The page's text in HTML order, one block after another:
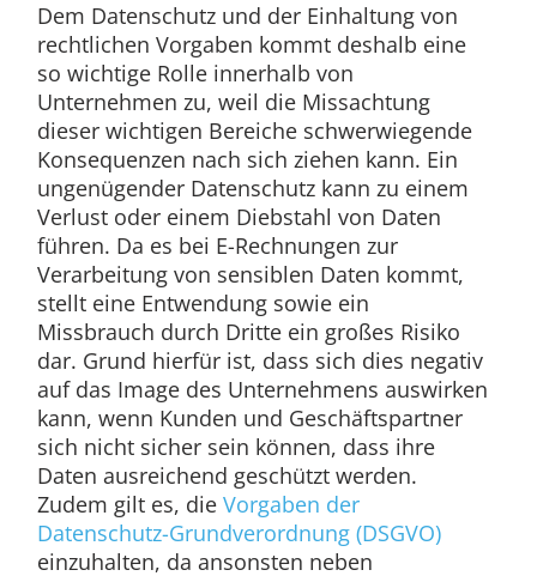
Dem Datenschutz und der Einhaltung von
rechtlichen Vorgaben kommt deshalb eine
so wichtige Rolle innerhalb von
Unternehmen zu, weil die Missachtung
dieser wichtigen Bereiche schwerwiegende
Konsequenzen nach sich ziehen kann. Ein
ungenügender Datenschutz kann zu einem
Verlust oder einem Diebstahl von Daten
führen. Da es bei E-Rechnungen zur
Verarbeitung von sensiblen Daten kommt,
stellt eine Entwendung sowie ein
Missbrauch durch Dritte ein großes Risiko
dar. Grund hierfür ist, dass sich dies negativ
auf das Image des Unternehmens auswirken
kann, wenn Kunden und Geschäftspartner
sich nicht sicher sein können, dass ihre
Daten ausreichend geschützt werden.
Zudem gilt es, die Vorgaben der
Datenschutz-Grundverordnung (DSGVO)
einzuhalten, da ansonsten neben